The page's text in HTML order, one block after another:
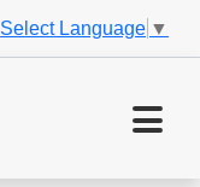
Select Language ▼